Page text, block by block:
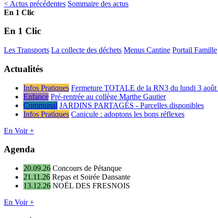
< Actus précédentes Sommaire des actus
En 1 Clic
En 1 Clic
Les Transports La collecte des déchets Menus Cantine Portail Famille
Actualités
Infos Pratiques Fermeture TOTALE de la RN3 du lundi 3 août
Enfance Pré-rentrée au collège Marthe Gautier
Communal JARDINS PARTAGÉS - Parcelles disponibles
Infos Pratiques Canicule : adoptons les bons réflexes
En Voir +
Agenda
20.09.26 Concours de Pétanque
21.11.26 Repas et Soirée Dansante
13.12.26 NOËL DES FRESNOIS
En Voir +